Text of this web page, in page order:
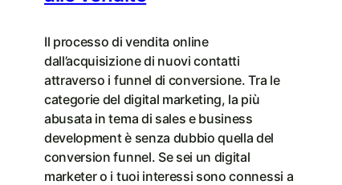
Il processo di vendita online
dall’acquisizione di nuovi contatti
attraverso i funnel di conversione. Tra le
categorie del digital marketing, la più
abusata in tema di sales e business
development è senza dubbio quella del
conversion funnel. Se sei un digital
marketer o i tuoi interessi sono connessi a